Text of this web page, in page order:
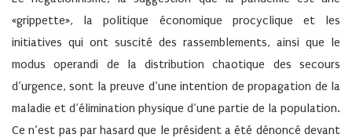
«grippette», la politique économique procyclique et les
initiatives qui ont suscité des rassemblements, ainsi que le
modus operandi de la distribution chaotique des secours
d’urgence, sont la preuve d’une intention de propagation de la
maladie et d’élimination physique d’une partie de la population.
Ce n’est pas par hasard que le président a été dénoncé devant